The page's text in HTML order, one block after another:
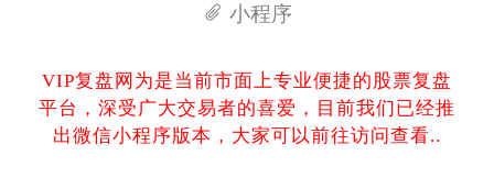
小程序
VIP复盘网为是当前市面上专业便捷的股票复盘
平台，深受广大交易者的喜爱，目前我们已经推
出微信小程序版本，大家可以前往访问查看..